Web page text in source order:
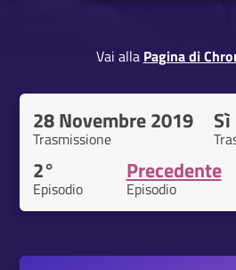
Vai alla Pagina di
28 Novembre 2019
Trasmissione
Sì
2°
Episodio
Precedente
Episodio